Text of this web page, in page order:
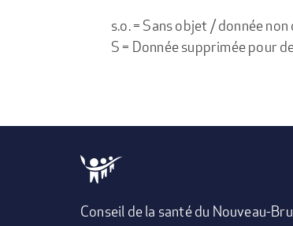
s.o. = Sans objet / donnée
S = Donnée supprimée pour
Conseil de la santé du Nouveau-